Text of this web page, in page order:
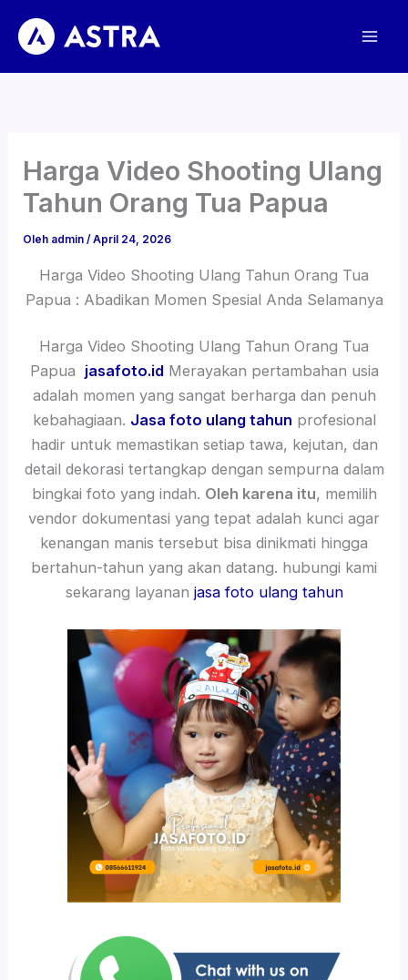
konten
Harga Video Shooting Ulang
Tahun Orang Tua Papua
Oleh admin/April 24, 2026
Harga Video Shooting Ulang Tahun Orang Tua
Papua : Abadikan Momen Spesial Anda Selamanya
Harga Video Shooting Ulang Tahun Orang Tua
Papua jasafoto.idMerayakan pertambahan usia
adalah momen yang sangat berharga dan penuh
kebahagiaan. Jasa foto ulang tahun profesional
hadir untuk memastikan setiap tawa, kejutan, dan
detail dekorasi tertangkap dengan sempurna dalam
bingkai foto yang indah. Oleh karena itu, memilih
vendor dokumentasi yang tepat adalah kunci agar
kenangan manis tersebut bisa dinikmati hingga
bertahun-tahun yang akan datang. hubungi kami
sekarang layanan jasa foto ulang tahun